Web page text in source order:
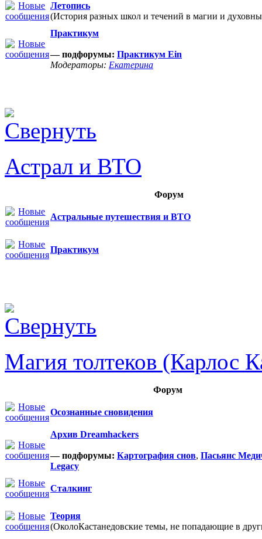
Летопись
(История разных школ и течений в магии и
Практикум
— подфорумы: Практикум Ein
Модераторы: Екатерина
Астрал и ВТО
Форум
Астральные путешествия и ВТО
Практикум
Магия толтеков (Карлос
Форум
Осознанные сновидения
Архив Dreamhackers
— подфорумы: Картография снов, Пасьянс
Legacy
Сталкинг
Теория
(ОколоКастанедовские темы, не попадающие в